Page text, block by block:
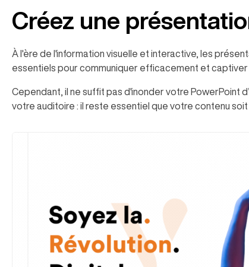
Créez une
À l'ère de l'information visuelle et interactive, les
essentiels pour communiquer efficacement et captiver
Cependant, il ne suffit pas d'inonder votre PowerPoint
votre auditoire : il reste essentiel que votre contenu